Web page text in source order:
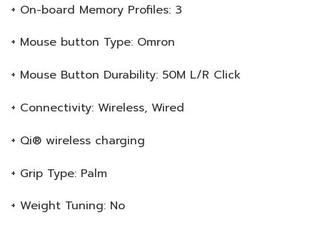
+ On-board Memory Profiles: 3
+ Mouse button Type: Omron
+ Mouse Button Durability: 50M L/R Click
+ Connectivity: Wireless, Wired
+ Qi® wireless charging
+ Grip Type: Palm
+ Weight Tuning: No